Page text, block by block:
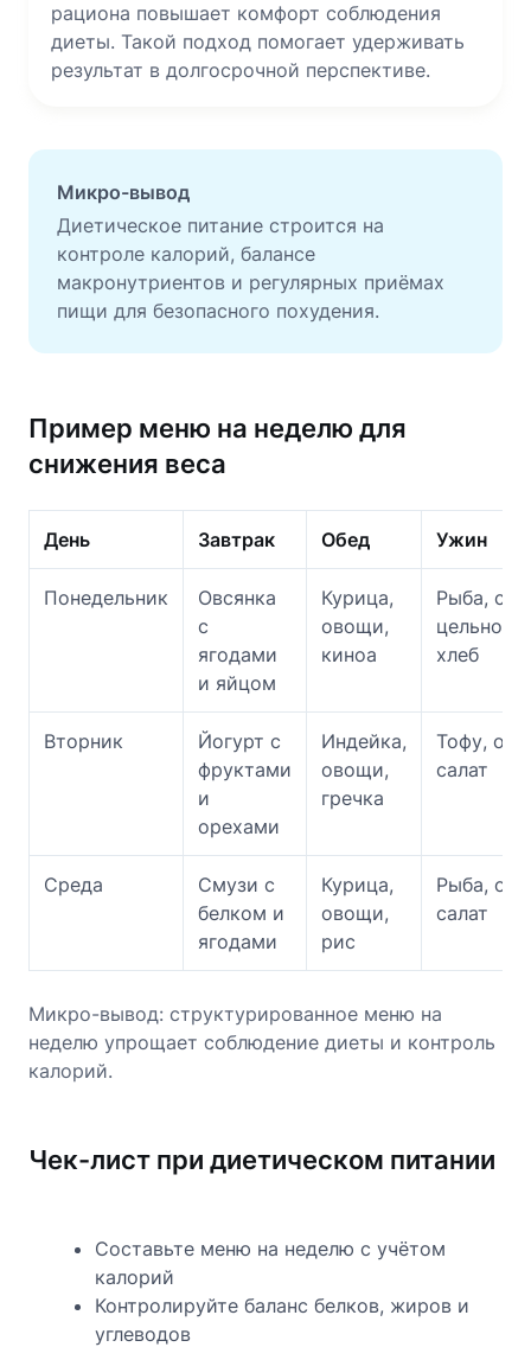
рациона повышает комфорт соблюдения
диеты. Такой подход помогает удерживать
результат в долгосрочной перспективе.
Микро-вывод
Диетическое питание строится на
контроле калорий, балансе
макронутриентов и регулярных приёмах
пищи для безопасного похудения.
Пример меню на неделю для
снижения веса
День Завтрак Обед Ужин
Понедельник
Овсянка
с
ягодами
и яйцом
Курица,
овощи,
киноа
Рыба,
хлеб
Вторник
Йогурт с
фруктами
и
орехами
Индейка,
овощи,
гречка
Тофу,
салат
Среда
Смузи с
белком и
ягодами
Курица,
овощи,
рис
Рыба,
салат
Микро-вывод: структурированное меню на
неделю упрощает соблюдение диеты и контроль
калорий.
Чек-лист при диетическом питании
Составьте меню на неделю с учётом
калорий
Контролируйте баланс белков, жиров и
углеводов